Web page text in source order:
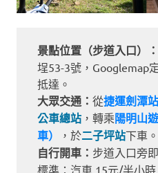
景點位置（步道入口）：
埕53-3號，Googlemap
抵達。
大眾交通： 從捷運劍潭站
公車總站 ，轉乘陽明山
車）
，於二子坪站下車。
自行開車： 步道入口旁
標準：汽車 15元/半小時